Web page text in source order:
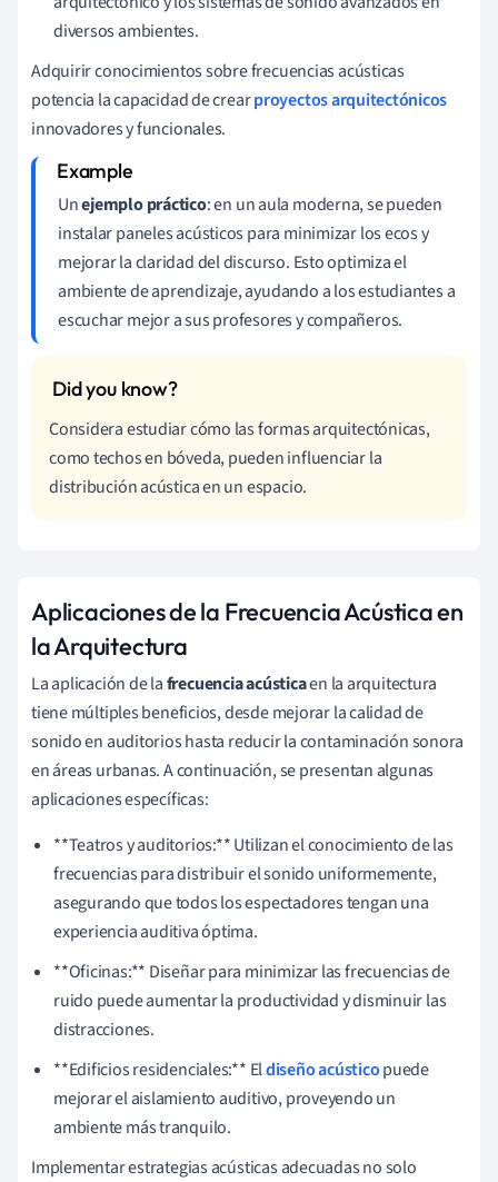
diversos ambientes.
Adquirir conocimientos sobre frecuencias acústicas
potencia la capacidad de crearproyectos arquitectónicos
innovadores y funcionales.
Unejemplo práctico: en un aula moderna, se pueden
instalar paneles acústicos para minimizar los ecos y
mejorar la claridad del discurso. Esto optimiza el
ambiente de aprendizaje, ayudando a los estudiantes a
escuchar mejor a sus profesores y compañeros.
Considera estudiar cómo las formas arquitectónicas,
como techos en bóveda, pueden influenciar la
distribución acústica en un espacio.
Aplicaciones de la Frecuencia Acústica en
la Arquitectura
La aplicación de lafrecuencia acústicaen la arquitectura
tiene múltiples beneficios, desde mejorar la calidad de
sonido en auditorios hasta reducir la contaminación sonora
en áreas urbanas. A continuación, se presentan algunas
aplicaciones específicas:
**Teatros y auditorios:** Utilizan el conocimiento de las
frecuencias para distribuir el sonido uniformemente,
asegurando que todos los espectadores tengan una
experiencia auditiva óptima.
**Oficinas:** Diseñar para minimizar las frecuencias de
ruido puede aumentar la productividad y disminuir las
distracciones.
**Edificios residenciales:** Eldiseño acústicopuede
mejorar el aislamiento auditivo, proveyendo un
ambiente más tranquilo.
Implementar estrategias acústicas adecuadas no solo